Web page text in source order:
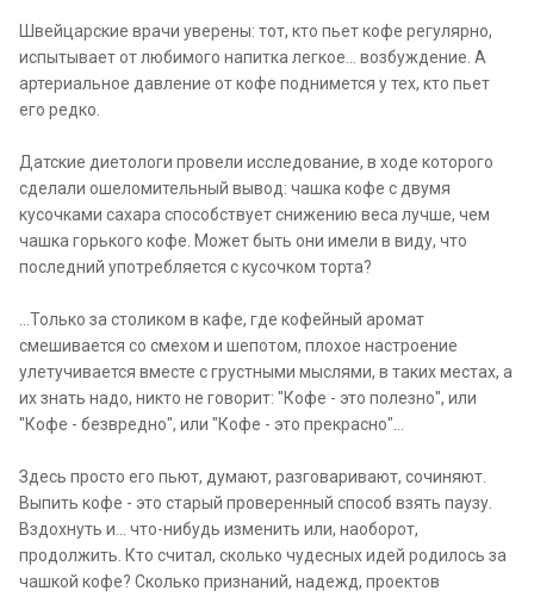
Швейцарские врачи уверены: тот, кто пьет кофе регулярно,
испытывает от любимого напитка легкое... возбуждение. А
артериальное давление от кофе поднимется у тех, кто пьет
его редко.
Датские диетологи провели исследование, в ходе которого
сделали ошеломительный вывод: чашка кофе с двумя
кусочками сахара способствует снижению веса лучше, чем
чашка горького кофе. Может быть они имели в виду, что
последний употребляется с кусочком торта?
...Только за столиком в кафе, где кофейный аромат
смешивается со смехом и шепотом, плохое настроение
улетучивается вместе с грустными мыслями, в таких местах, а
их знать надо, никто не говорит: "Кофе - это полезно", или
"Кофе - безвредно", или "Кофе - это прекрасно"...
Здесь просто его пьют, думают, разговаривают, сочиняют.
Выпить кофе - это старый проверенный способ взять паузу.
Вздохнуть и... что-нибудь изменить или, наоборот,
продолжить. Кто считал, сколько чудесных идей родилось за
чашкой кофе? Сколько признаний, надежд, проектов